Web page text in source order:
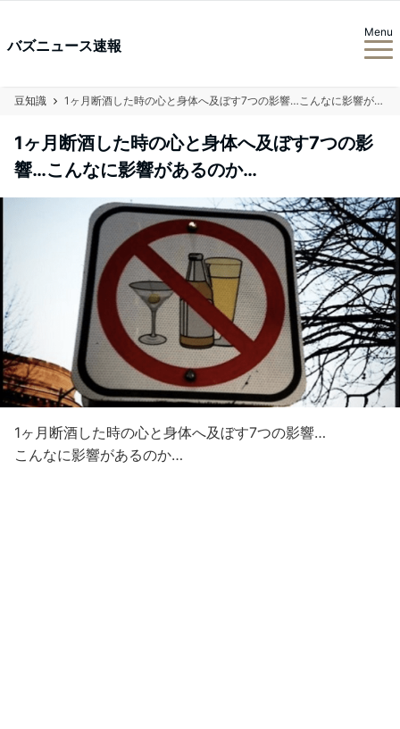
バズニュース速報
Menu
豆知識 1ヶ月断酒した時の心と身体へ及ぼす7つの影響…こんなに影響があるのか…
1ヶ月断酒した時の心と身体へ及ぼす7つの影
響…こんなに影響があるのか…
1ヶ月断酒した時の心と身体へ及ぼす7つの影響…
こんなに影響があるのか…